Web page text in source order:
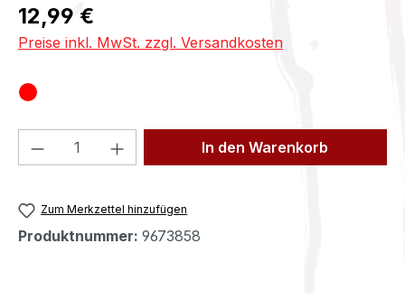
Regulärer Preis:
12,99 €
Preise inkl. MwSt. zzgl. Versandkosten
Produkt Anzahl: Gib denIn den Warenkorb
Zum Merkzettel hinzufügen
Produktnummer: 9673858